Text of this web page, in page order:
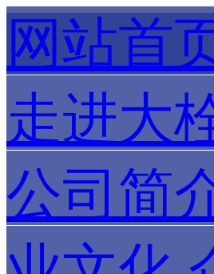
网站首
走进大
公司简